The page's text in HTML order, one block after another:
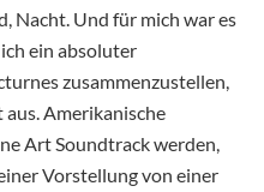
Nacht. Und für mich war es
ein absoluter
zusammenzustellen,
Amerikanische
Art Soundtrack werden,
Vorstellung von einer